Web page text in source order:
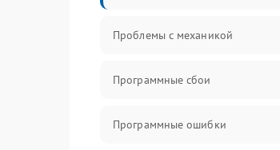
Проблемы с механикой
Программные сбои
Программные ошибки